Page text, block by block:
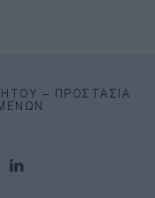
– ΠΡΟΣΤΑΣΊΑ